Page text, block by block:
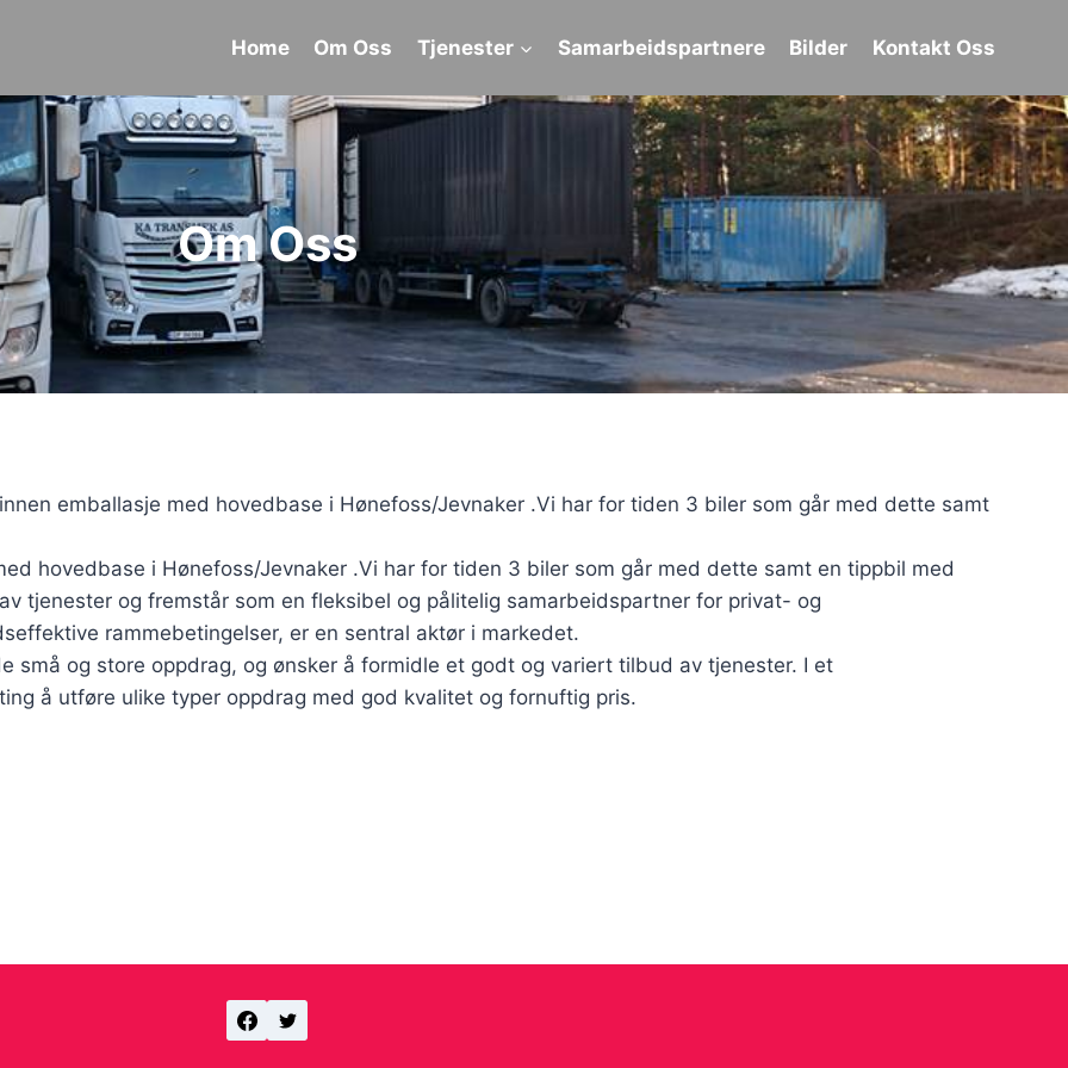
Home Om Oss Tjenester Samarbeidspartnere Bilder Kontakt Oss
Om Oss
emballasje med hovedbase i Hønefoss/Jevnaker .Vi har for tiden 3 biler som går med dette samt
hovedbase i Hønefoss/Jevnaker .Vi har for tiden 3 biler som går med dette samt en tippbil med
tjenester og fremstår som en fleksibel og pålitelig samarbeidspartner for privat- og
rammebetingelser, er en sentral aktør i markedet.
små og store oppdrag, og ønsker å formidle et godt og variert tilbud av tjenester. I et
å utføre ulike typer oppdrag med god kvalitet og fornuftig pris.